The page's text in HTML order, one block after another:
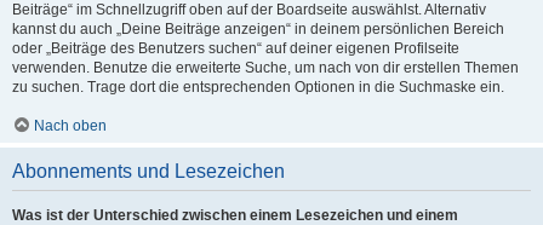
Beiträge“ im Schnellzugriff oben auf der Boardseite auswählst. Alternativ
kannst du auch „Deine Beiträge anzeigen“ in deinem persönlichen Bereich
oder „Beiträge des Benutzers suchen“ auf deiner eigenen Profilseite
verwenden. Benutze die erweiterte Suche, um nach von dir erstellen Themen
zu suchen. Trage dort die entsprechenden Optionen in die Suchmaske ein.
Nach oben
Abonnements und Lesezeichen
Was ist der Unterschied zwischen einem Lesezeichen und einem